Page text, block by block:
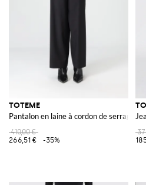
TOTEME
Pantalon en laine à cordon de serrage
410,00 €
266,51 €
-35%